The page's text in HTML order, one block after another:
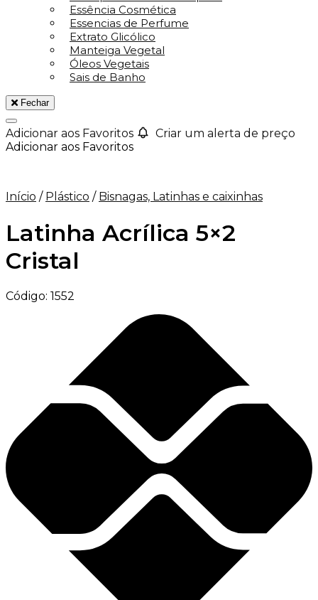
Essência Cosmética
Essencias de Perfume
Extrato Glicólico
Manteiga Vegetal
Óleos Vegetais
Sais de Banho
Fechar
Adicionar aos Favoritos
Criar um alerta de preço
Adicionar aos Favoritos
Início / Plástico / Bisnagas, Latinhas e caixinhas
Latinha Acrílica 5×2
Cristal
Código: 1552